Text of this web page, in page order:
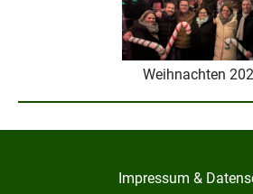
Weihnachten
Impressum &